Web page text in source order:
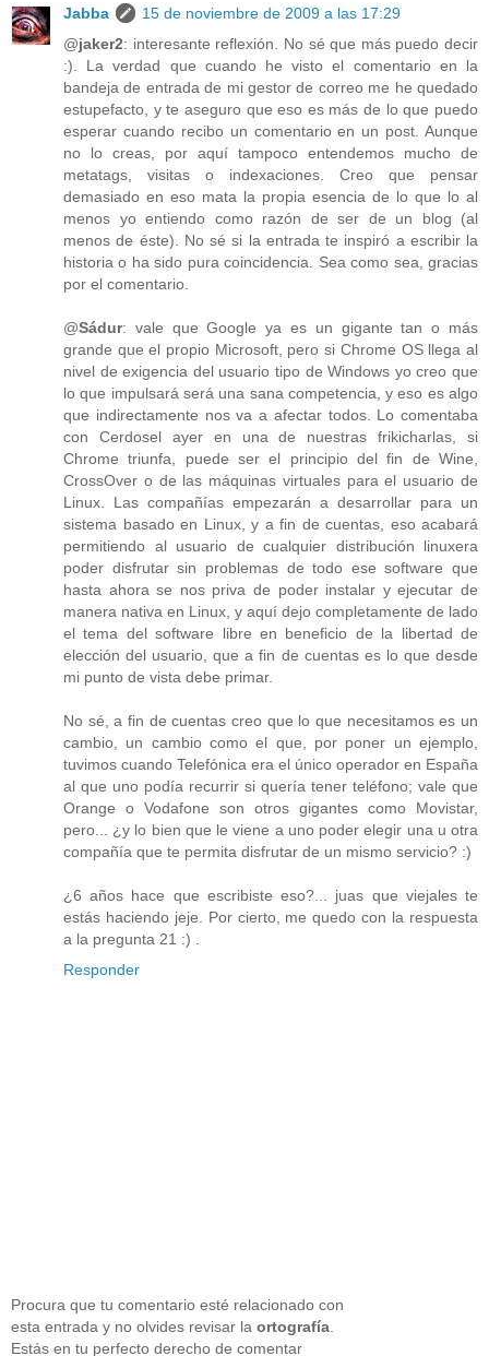
Jabba
15 de noviembre de 2009 a las 17:29
@jaker2: interesante reflexión. No sé que más puedo decir
:). La verdad que cuando he visto el comentario en la
bandeja de entrada de mi gestor de correo me he quedado
estupefacto, y te aseguro que eso es más de lo que puedo
esperar cuando recibo un comentario en un post. Aunque
no lo creas, por aquí tampoco entendemos mucho de
metatags, visitas o indexaciones. Creo que pensar
demasiado en eso mata la propia esencia de lo que lo al
menos yo entiendo como razón de ser de un blog (al
menos de éste). No sé si la entrada te inspiró a escribir la
historia o ha sido pura coincidencia. Sea como sea, gracias
por el comentario.
@Sádur: vale que Google ya es un gigante tan o más
grande que el propio Microsoft, pero si Chrome OS llega al
nivel de exigencia del usuario tipo de Windows yo creo que
lo que impulsará será una sana competencia, y eso es algo
que indirectamente nos va a afectar todos. Lo comentaba
con Cerdosel ayer en una de nuestras frikicharlas, si
Chrome triunfa, puede ser el principio del fin de Wine,
CrossOver o de las máquinas virtuales para el usuario de
Linux. Las compañías empezarán a desarrollar para un
sistema basado en Linux, y a fin de cuentas, eso acabará
permitiendo al usuario de cualquier distribución linuxera
poder disfrutar sin problemas de todo ese software que
hasta ahora se nos priva de poder instalar y ejecutar de
manera nativa en Linux, y aquí dejo completamente de lado
el tema del software libre en beneficio de la libertad de
elección del usuario, que a fin de cuentas es lo que desde
mi punto de vista debe primar.
No sé, a fin de cuentas creo que lo que necesitamos es un
cambio, un cambio como el que, por poner un ejemplo,
tuvimos cuando Telefónica era el único operador en España
al que uno podía recurrir si quería tener teléfono; vale que
Orange o Vodafone son otros gigantes como Movistar,
pero... ¿y lo bien que le viene a uno poder elegir una u otra
compañía que te permita disfrutar de un mismo servicio? :)
¿6 años hace que escribiste eso?... juas que viejales te
estás haciendo jeje. Por cierto, me quedo con la respuesta
a la pregunta 21 :) .
Responder
Procura que tu comentario esté relacionado con
esta entrada y no olvides revisar la ortografía.
Estás en tu perfecto derecho de comentar